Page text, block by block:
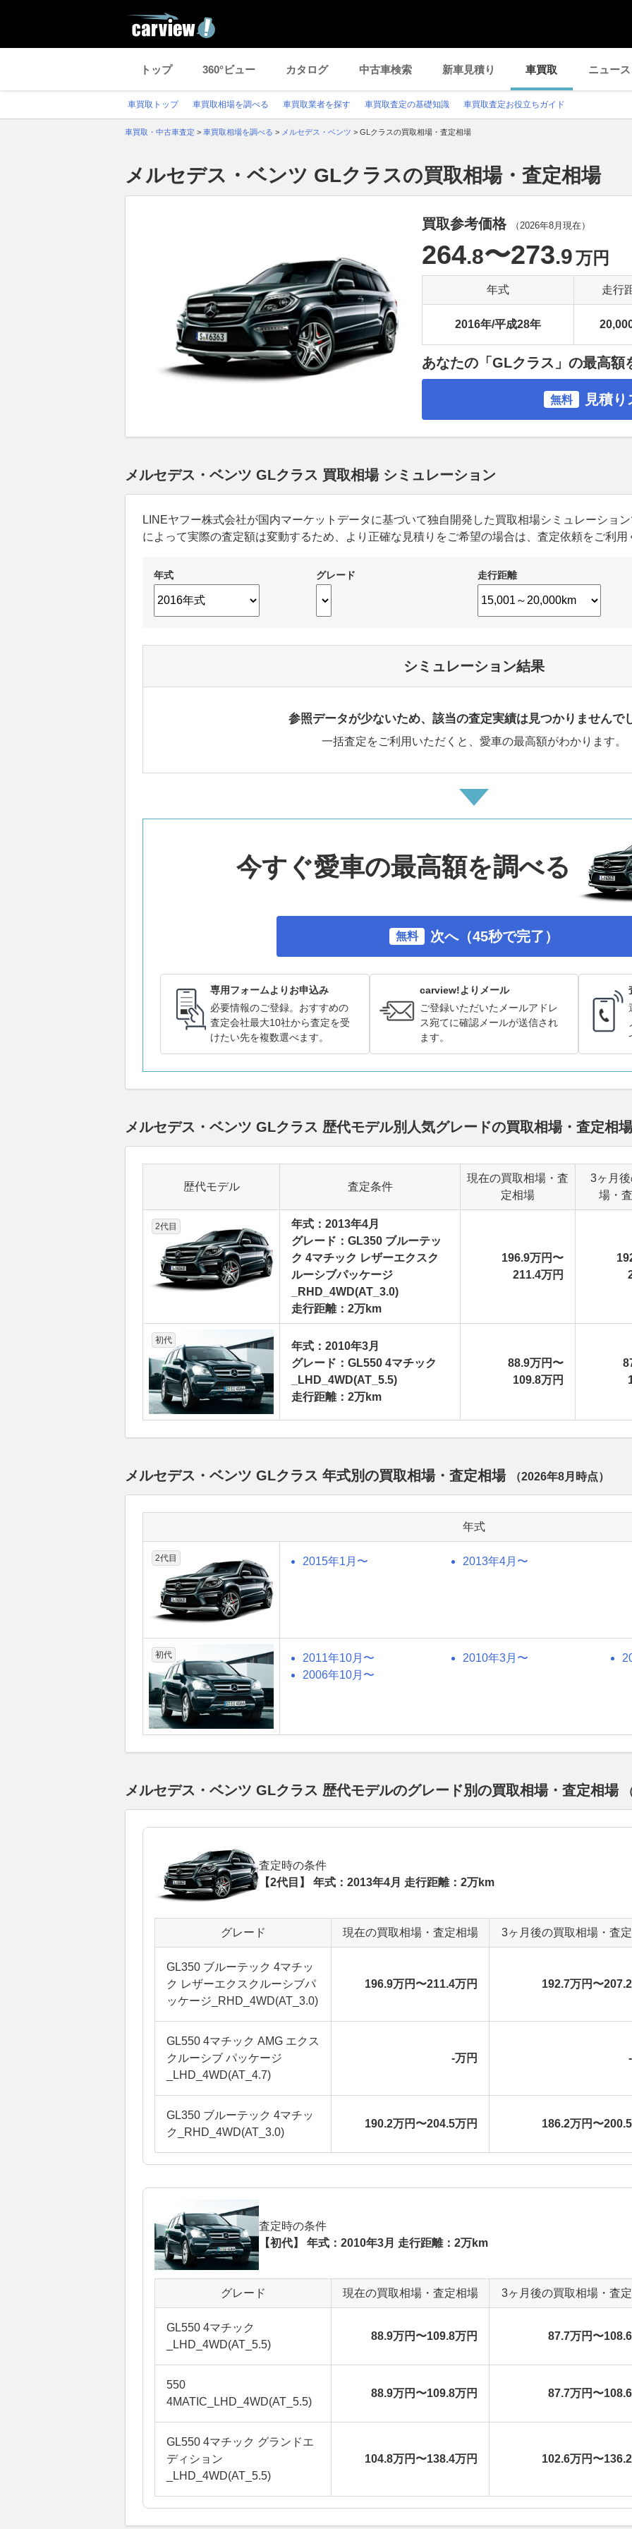
トップ 360°ビュー カタログ 中古車検索 新車見積り 車買取 ニュース
車買取トップ 車買取相場を調べる 車買取業者を探す 車買取査定の基礎知識 車買取査定お役立ちガイド
車買取・中古車査定 > 車買取相場を調べる > メルセデス・ベンツ > GLクラスの買取相場・査定相場
メルセデス・ベンツ GLクラスの買取相場・査定相場
買取参考価格 （2026年8月 現在）
264.8〜273.9万円
年式 走行
2016年/平成28年
あなたの「GLクラス」の最高額
無料 見積
メルセデス・ベンツ GLクラス 買取相場 シミュレーション
LINEヤフー株式会社が国内マーケットデータに基づいて独自開発した買取相場シミュレーショ
によって実際の査定額は変動するため、より正確な見積りをご希望の場合は、査定依頼をご利用
年式 グレード 走行距離
シミュレーション結果
参照データが少ないため、該当の査定実績は見つかりませんで
一括査定をご利用いただくと、愛車の最高額がわかります。
今すぐ愛車の最高額を調べる
無料 次へ（45秒で完了）
専用フォームよりお申込み
必要情報のご登録。おすすめの
査定会社最大10社から査定を受
けたい先を複数選べます。
carview!よりメール
ご登録いただいたメールアドレ
ス宛てに確認メールが送信され
ます。
メルセデス・ベンツ GLクラス 歴代モデル別人気グレードの買取相場・査定相
歴代モデル 査定条件
現在の買取相場・査
定相場
3ヶ月
場・
2代目
年式：2013年4月
グレード：GL350 ブルーテッ
ク 4マチック レザーエクスク
ルーシブパッケージ
_RHD_4WD(AT_3.0)
走行距離：2万km
196.9万円〜
211.4万円
初代
年式：2010年3月
グレード：GL550 4マチック
_LHD_4WD(AT_5.5)
走行距離：2万km
88.9万円〜
109.8万円
メルセデス・ベンツ GLクラス 年式別の買取相場・査定相場 （2026年8月 時点）
年式
2代目 2015年1月〜 2013年4月〜
初代 2011年10月〜 2010年3月〜
2006年10月〜
メルセデス・ベンツ GLクラス 歴代モデルのグレード別の買取相場・査定相場
査定時の条件
【2代目】 年式：2013年4月 走行距離：2万km
グレード 現在の買取相場・査定相場 3ヶ月後の買取相場・査
GL350 ブルーテック 4マチッ
ク レザーエクスクルーシブパ
ッケージ_RHD_4WD(AT_3.0)
196.9万円〜211.4万円 192.7万円〜
GL550 4マチック AMG エクス
クルーシブ パッケージ
_LHD_4WD(AT_4.7)
-万円
GL350 ブルーテック 4マチッ
ク_RHD_4WD(AT_3.0)
190.2万円〜204.5万円 186.2万円〜
査定時の条件
【初代】 年式：2010年3月 走行距離：2万km
グレード 現在の買取相場・査定相場 3ヶ月後の買取相場・査
GL550 4マチック
_LHD_4WD(AT_5.5)
88.9万円〜109.8万円 87.7万円〜
550
4MATIC_LHD_4WD(AT_5.5)
88.9万円〜109.8万円 87.7万円〜
GL550 4マチック グランドエ
ディション
_LHD_4WD(AT_5.5)
104.8万円〜138.4万円 102.6万円〜